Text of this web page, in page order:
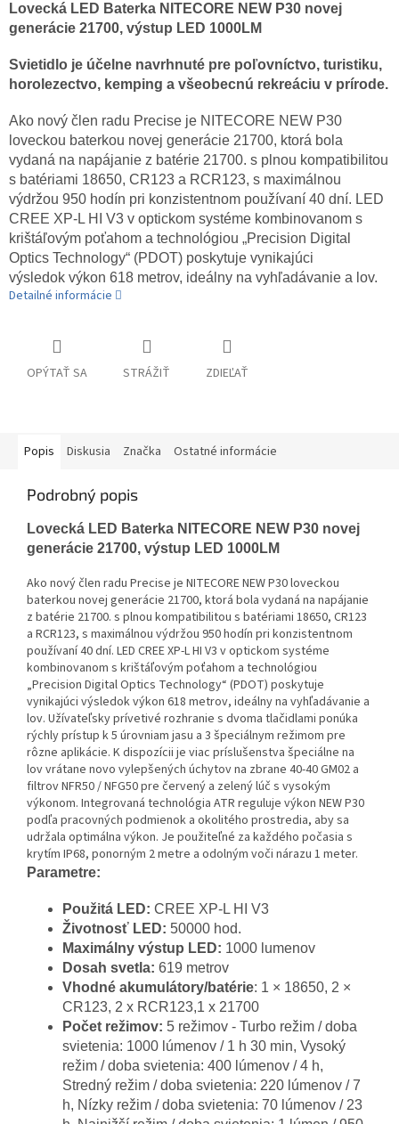
Lovecká LED Baterka NITECORE NEW P30 novej
generácie 21700, výstup LED 1000LM
Svietidlo je účelne navrhnuté pre poľovníctvo, turistiku,
horolezectvo, kemping a všeobecnú rekreáciu v prírode.
Ako nový člen radu Precise je NITECORE NEW P30
loveckou baterkou novej generácie 21700, ktorá bola
vydaná na napájanie z batérie 21700. s plnou kompatibilitou
s batériami 18650, CR123 a RCR123, s maximálnou
výdržou 950 hodín pri konzistentnom používaní 40 dní. LED
CREE XP-L HI V3 v optickom systéme kombinovanom s
krištáľovým poťahom a technológiou „Precision Digital
Optics Technology“ (PDOT) poskytuje vynikajúci
výsledok výkon 618 metrov, ideálny na vyhľadávanie a lov.
Detailné informácie
OPÝTAŤ SA STRÁŽIŤ ZDIEĽAŤ
Popis Diskusia Značka Ostatné informácie
Podrobný popis
Lovecká LED Baterka NITECORE NEW P30 novej
generácie 21700, výstup LED 1000LM
Ako nový člen radu Precise je NITECORE NEW P30 loveckou
baterkou novej generácie 21700, ktorá bola vydaná na napájanie
z batérie 21700. s plnou kompatibilitou s batériami 18650, CR123
a RCR123, s maximálnou výdržou 950 hodín pri konzistentnom
používaní 40 dní. LED CREE XP-L HI V3 v optickom systéme
kombinovanom s krištáľovým poťahom a technológiou
„Precision Digital Optics Technology“ (PDOT) poskytuje
vynikajúci výsledok výkon 618 metrov, ideálny na vyhľadávanie a
lov. Užívateľsky prívetivé rozhranie s dvoma tlačidlami ponúka
rýchly prístup k 5 úrovniam jasu a 3 špeciálnym režimom pre
rôzne aplikácie. K dispozícii je viac príslušenstva špeciálne na
lov vrátane novo vylepšených úchytov na zbrane 40-40 GM02 a
filtrov NFR50 / NFG50 pre červený a zelený lúč s vysokým
výkonom. Integrovaná technológia ATR reguluje výkon NEW P30
podľa pracovných podmienok a okolitého prostredia, aby sa
udržala optimálna výkon. Je použiteľné za každého počasia s
krytím IP68, ponorným 2 metre a odolným voči nárazu 1 meter.
Parametre:
Použitá LED: CREE XP-L HI V3
Životnosť LED: 50000 hod.
Maximálny výstup LED: 1000 lumenov
Dosah svetla: 619 metrov
Vhodné akumulátory/batérie: 1 × 18650, 2 ×
CR123, 2 x RCR123,1 x 21700
Počet režimov: 5 režimov - Turbo režim / doba
svietenia: 1000 lúmenov / 1 h 30 min, Vysoký
režim / doba svietenia: 400 lúmenov / 4 h,
Stredný režim / doba svietenia: 220 lúmenov / 7
h, N ízky režim / doba svietenia: 70 lúmenov / 23